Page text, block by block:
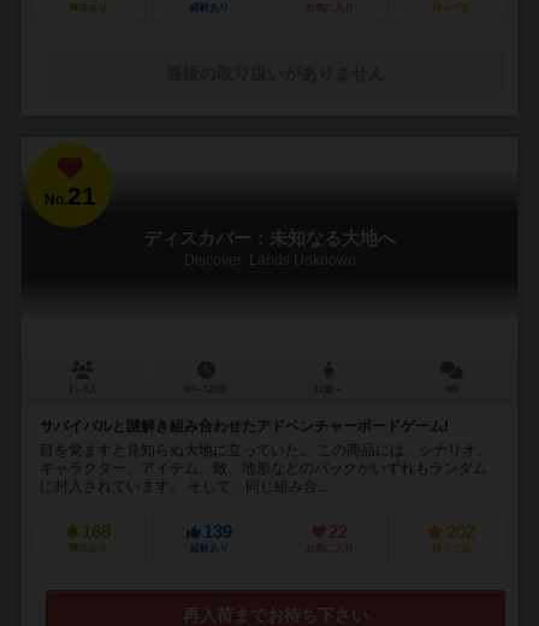
興味あり 経験あり お気に入り 持ってる
No.21
ディスカバー：未知なる大地へ
Discover: Lands Unknown
サバイバルと謎解き組み合わせたアドベンチャーボードゲーム!
目を覚ますと見知らぬ大地に立っていた。 この商品には、シナリオ、
キャラクター、アイテム、敵、地形などのパックがいずれもランダム
に封入されています。 そして、同じ組み合...
168
興味あり
139
経験あり
22
お気に入り
202
持ってる
再入荷までお待ち下さい